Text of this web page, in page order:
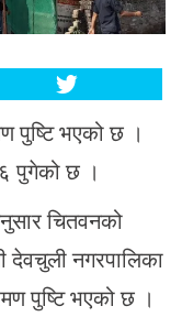
पुष्टि भएको छ ।
पुगेको छ ।
चितवनको
देवचुली नगरपालिका
पुष्टि भएको छ ।